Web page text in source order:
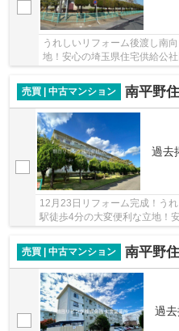
うれしいリフォーム後渡し南
地！安心の埼玉県住宅供給公社
売買 | 中古マンション 南平野
過去
12月23日リフォーム完成！う
駅徒歩4分の大変便利な立地！
売買 | 中古マンション 南平野
過